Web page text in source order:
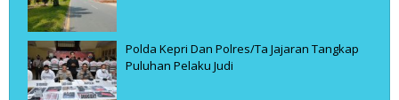
Polda Kepri Dan Polres/Ta Jajaran Tangkap
Puluhan Pelaku Judi